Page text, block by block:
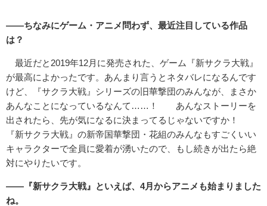
――ちなみにゲーム・アニメ問わず、最近注目している作品
は？
最近だと2019年12月に発売された、ゲーム『新サクラ大戦』
が最高によかったです。あんまり言うとネタバレになるんです
けど、『サクラ大戦』シリーズの旧華撃団のみんなが、まさか
あんなことになっているなんて……！ あんなストーリーを
出されたら、先が気になるに決まってるじゃないですか！
『新サクラ大戦』の新帝国華撃団・花組のみんなもすごくいい
キャラクターで全員に愛着が湧いたので、もし続きが出たら絶
対にやりたいです。
――『新サクラ大戦』といえば、4月からアニメも始まりました
ね。